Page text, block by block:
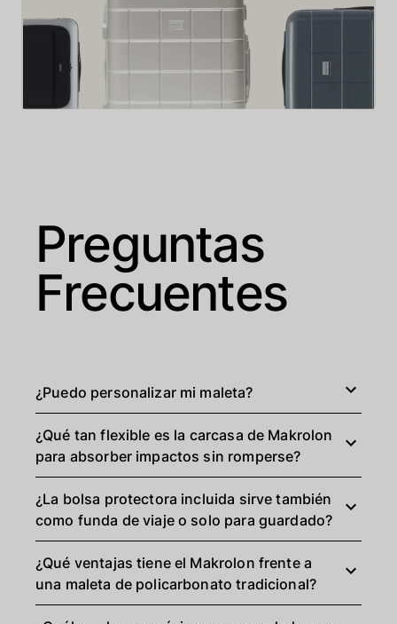
Preguntas
Frecuentes
¿Puedo personalizar mi maleta?
¿Qué tan flexible es la carcasa de Makrolon
para absorber impactos sin romperse?
¿La bolsa protectora incluida sirve también
como funda de viaje o solo para guardado?
¿Qué ventajas tiene el Makrolon frente a
una maleta de policarbonato tradicional?